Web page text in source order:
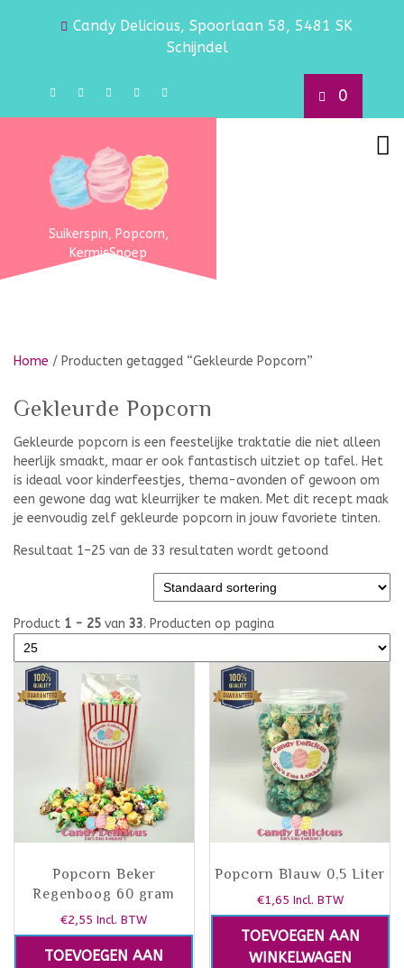
Candy Delicious, Spoorlaan 58, 5481 SK
Schijndel
0
Suikerspin, Popcorn,
KermisSnoep
Home / Producten getagged “Gekleurde Popcorn”
Gekleurde Popcorn
Gekleurde popcorn is een feestelijke traktatie die niet alleen
heerlijk smaakt, maar er ook fantastisch uitziet op tafel. Het
is ideaal voor kinderfeestjes, thema-avonden of gewoon om
een gewone dag wat kleurrijker te maken. Met dit recept maak
je eenvoudig zelf gekleurde popcorn in jouw favoriete tinten.
Resultaat 1–25 van de 33 resultaten wordt getoond
Product 1 - 25 van 33. Producten op pagina
Popcorn Beker
Regenboog 60 gram
€2,55 Incl. BTW
TOEVOEGEN AAN
Popcorn Blauw 0,5 Liter
€1,65 Incl. BTW
TOEVOEGEN AAN
WINKELWAGEN